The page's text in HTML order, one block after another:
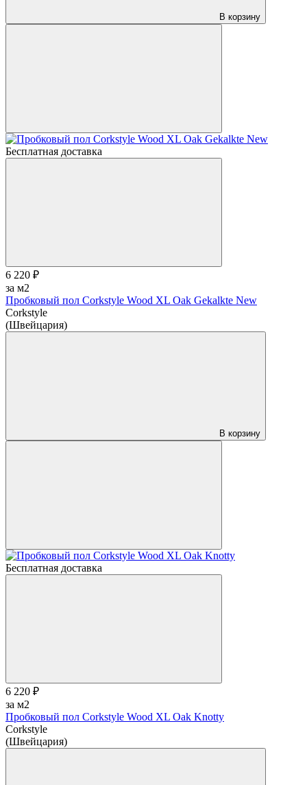
В корзину
Бесплатная доставка
6 220 ₽
за м2
Пробковый пол Corkstyle Wood XL Oak Gekalkte New
Corkstyle
(Швейцария)
В корзину
Бесплатная доставка
6 220 ₽
за м2
Пробковый пол Corkstyle Wood XL Oak Knotty
Corkstyle
(Швейцария)